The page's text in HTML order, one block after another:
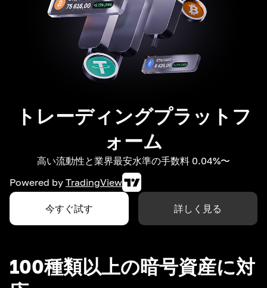
トレーディングプラットフ
ォーム
高い流動性と業界最安水準の手数料 0.04%〜
Powered by TradingView
今すぐ試す 詳しく見る
100種類以上の暗号資産に対